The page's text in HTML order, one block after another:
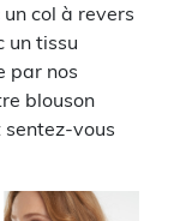
col à revers
un tissu
par nos
blouson
vous